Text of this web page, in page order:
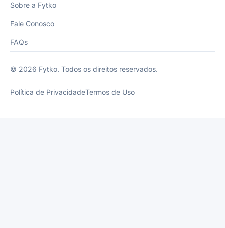
Sobre a Fytko
Fale Conosco
FAQs
© 2026 Fytko. Todos os direitos reservados.
Política de PrivacidadeTermos de Uso